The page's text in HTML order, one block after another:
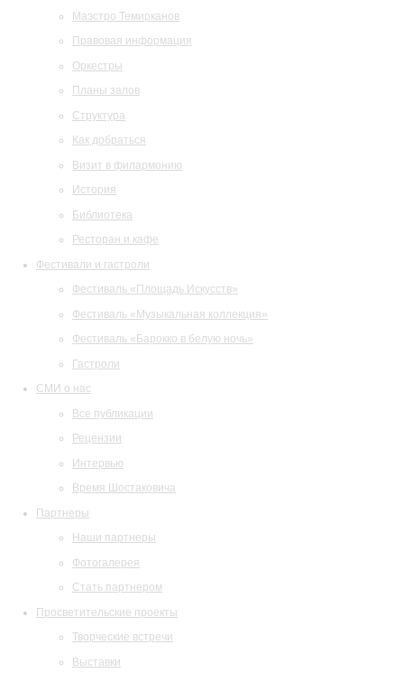
Маэстро Темирканов
Правовая информация
Оркестры
Планы залов
Структура
Как добраться
Визит в филармонию
История
Библиотека
Ресторан и кафе
Фестивали и гастроли
Фестиваль «Площадь Искусств»
Фестиваль «Музыкальная коллекция»
Фестиваль «Барокко в белую ночь»
Гастроли
СМИ о нас
Все публикации
Рецензии
Интервью
Время Шостаковича
Партнеры
Наши партнеры
Фотогалерея
Стать партнером
Просветительские проекты
Творческие встречи
Выставки